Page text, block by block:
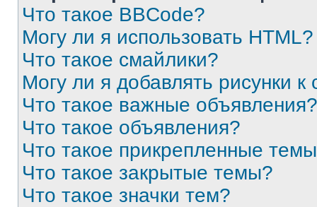
Что такое BBCode?
Могу ли я использовать HTML?
Что такое смайлики?
Могу ли я добавлять рисунки
Что такое важные объявления?
Что такое объявления?
Что такое прикрепленные
Что такое закрытые темы?
Что такое значки тем?